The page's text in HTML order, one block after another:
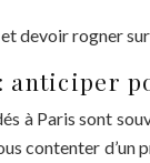
devoir rogner
à Paris sont
contenter